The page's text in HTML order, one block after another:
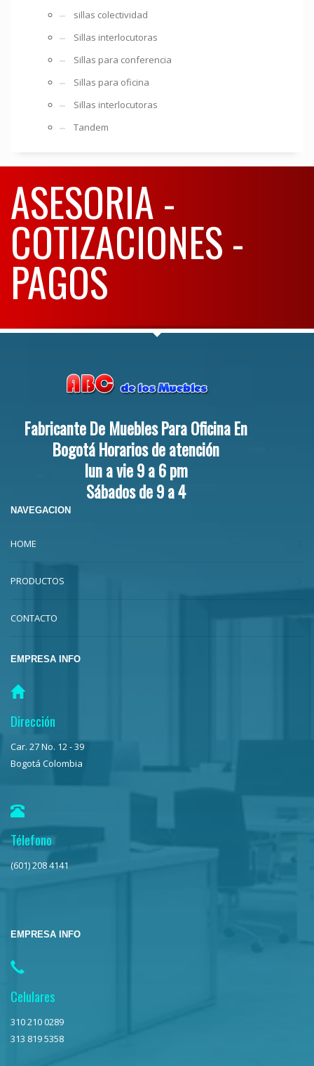
sillas colectividad
Sillas interlocutoras
Sillas para conferencia
Sillas para oficina
Sillas interlocutoras
Tandem
ASESORIA -
COTIZACIONES -
PAGOS
Fabricante De Muebles Para Oficina En
Bogotá Horarios de atención
lun a vie 9 a 6 pm
Sábados de 9 a 4
NAVEGACION
HOME
PRODUCTOS
CONTACTO
EMPRESA INFO
Dirección
Car. 27 No. 12 - 39
Bogotá Colombia
Télefono
(601) 208 4141
EMPRESA INFO
Celulares
310 210 0289
313 819 5358